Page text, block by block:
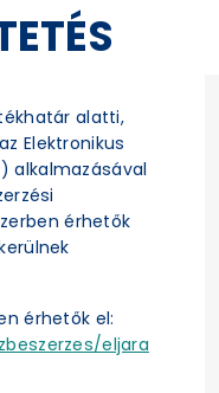
alatti,
Elektronikus
alkalmazásával
érhetők
érhetők el:
eljara